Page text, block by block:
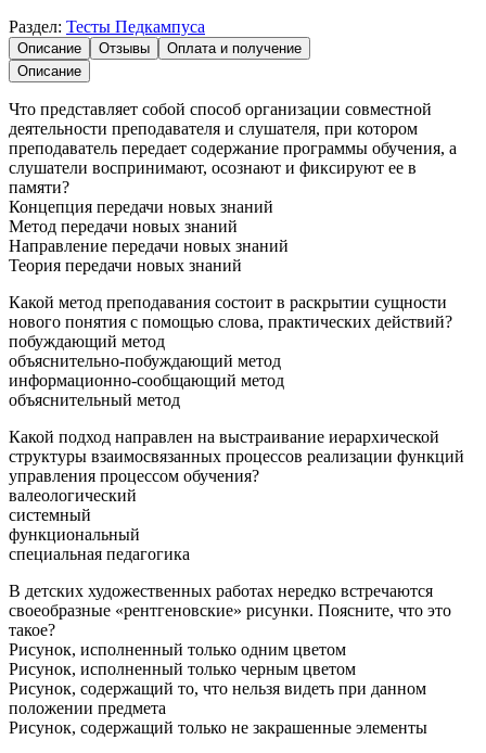
Раздел: Тесты Педкампуса
Описание Отзывы
Оплата и получение
Описание
Что представляет собой способ организации совместной
деятельности преподавателя и слушателя, при котором
преподаватель передает содержание программы обучения, а
слушатели воспринимают, осознают и фиксируют ее в
памяти?
Концепция передачи новых знаний
Метод передачи новых знаний
Направление передачи новых знаний
Теория передачи новых знаний
Какой метод преподавания состоит в раскрытии сущности
нового понятия с помощью слова, практических действий?
побуждающий метод
объяснительно-побуждающий метод
информационно-сообщающий метод
объяснительный метод
Какой подход направлен на выстраивание иерархической
структуры взаимосвязанных процессов реализации функций
управления процессом обучения?
валеологический
системный
функциональный
специальная педагогика
В детских художественных работах нередко встречаются
своеобразные «рентгеновские» рисунки. Поясните, что это
такое?
Рисунок, исполненный только одним цветом
Рисунок, исполненный только черным цветом
Рисунок, содержащий то, что нельзя видеть при данном
положении предмета
Рисунок, содержащий только не закрашенные элементы